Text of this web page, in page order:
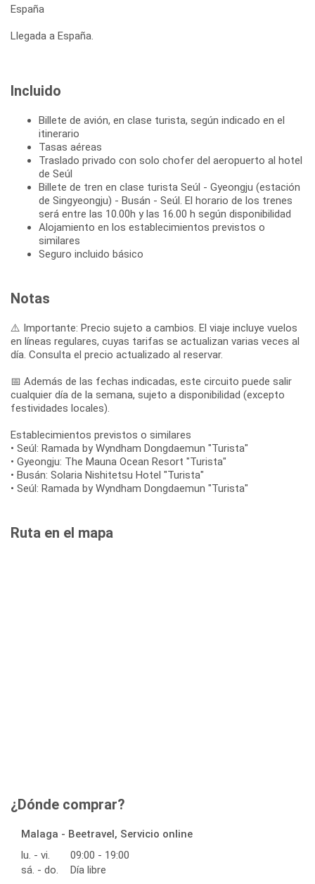
España
Llegada a España.
Incluido
Billete de avión, en clase turista, según indicado en el
itinerario
Tasas aéreas
Traslado privado con solo chofer del aeropuerto al hotel
de Seúl
Billete de tren en clase turista Seúl - Gyeongju (estación
de Singyeongju) - Busán - Seúl. El horario de los trenes
será entre las 10.00h y las 16.00 h según disponibilidad
Alojamiento en los establecimientos previstos o
similares
Seguro incluido básico
Notas
⚠️ Importante: Precio sujeto a cambios. El viaje incluye vuelos
en líneas regulares, cuyas tarifas se actualizan varias veces al
día. Consulta el precio actualizado al reservar.
📅 Además de las fechas indicadas, este circuito puede salir
cualquier día de la semana, sujeto a disponibilidad (excepto
festividades locales).
Establecimientos previstos o similares
• Seúl: Ramada by Wyndham Dongdaemun "Turista"
• Gyeongju: The Mauna Ocean Resort "Turista"
• Busán: Solaria Nishitetsu Hotel "Turista"
• Seúl: Ramada by Wyndham Dongdaemun "Turista"
Ruta en el mapa
¿Dónde comprar?
Malaga - Beetravel, Servicio online
lu. - vi.
09:00 - 19:00
sá. - do.
Día libre